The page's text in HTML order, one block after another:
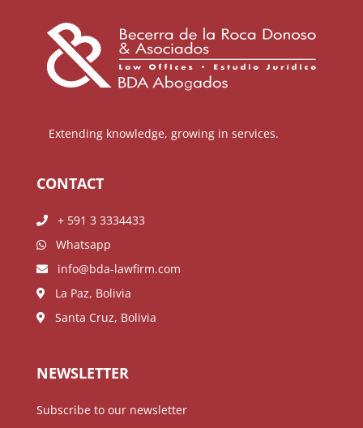
Extending knowledge, growing in services.
CONTACT
+ 591 3 3334433
Whatsapp
info@bda-lawfirm.com
La Paz, Bolivia
Santa Cruz, Bolivia
NEWSLETTER
Subscribe to our newsletter